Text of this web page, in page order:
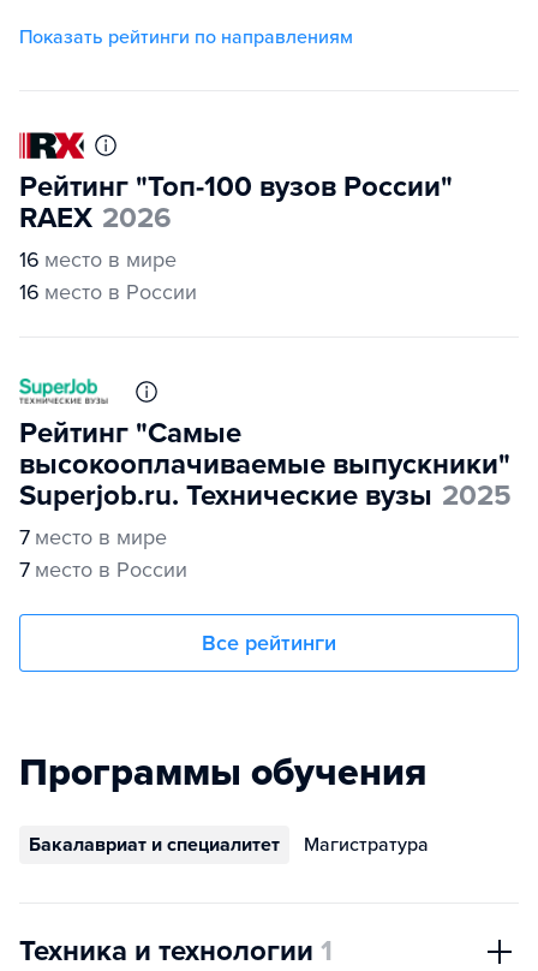
Показать рейтинги по направлениям
Рейтинг "Топ-100 вузов России"
RAEX 2026
16 место в мире
16 место в России
Рейтинг "Самые
высокооплачиваемые выпускники"
Superjob.ru. Технические вузы 2025
7 место в мире
7 место в России
Все рейтинги
Программы обучения
Бакалавриат и специалитет Магистратура
Техника и технологии 1